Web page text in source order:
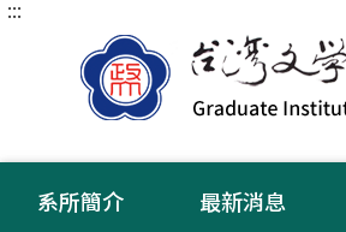
跳
:::
系所簡介 最新消息